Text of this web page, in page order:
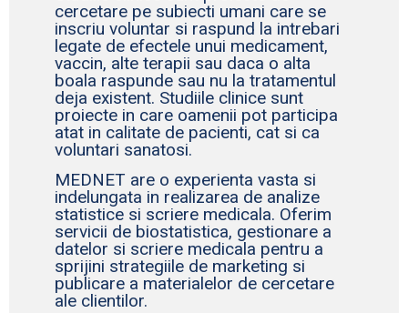
cercetare pe subiecti umani care se
inscriu voluntar si raspund la intrebari
legate de efectele unui medicament,
vaccin, alte terapii sau daca o alta
boala raspunde sau nu la tratamentul
deja existent. Studiile clinice sunt
proiecte in care oamenii pot participa
atat in calitate de pacienti, cat si ca
voluntari sanatosi.
MEDNET are o experienta vasta si
indelungata in realizarea de analize
statistice si scriere medicala. Oferim
servicii de biostatistica, gestionare a
datelor si scriere medicala pentru a
sprijini strategiile de marketing si
publicare a materialelor de cercetare
ale clientilor.